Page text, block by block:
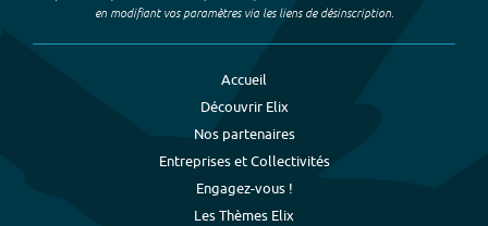
en modifiant vos paramètres via les liens de désinscription.
Accueil
Découvrir Elix
Nos partenaires
Entreprises et Collectivités
Engagez-vous !
Les Thèmes Elix